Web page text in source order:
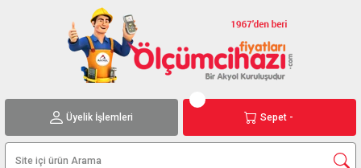
Üyelik İşlemleri Sepet -